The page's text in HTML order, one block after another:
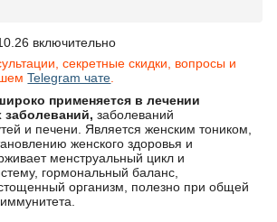
включительно
секретные скидки, вопросы и
Telegram чате
применяется в лечении
заболеваний, заболеваний
и печени. Является женским тоником,
женского здоровья и
менструальный цикл и
гормональный баланс,
организм, полезно при общей